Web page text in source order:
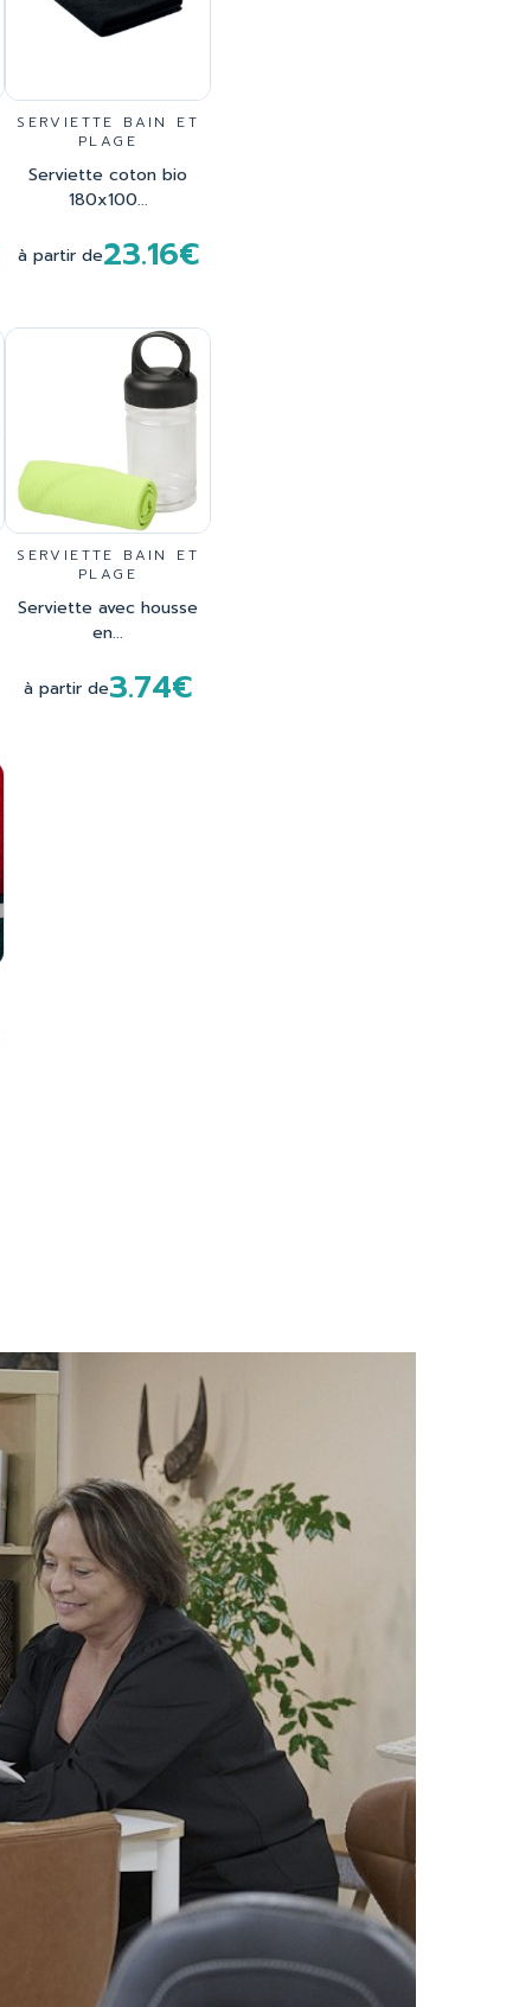
SERVIETTE BAIN ET
PLAGE
Serviette coton bio
180x100...
à partir de23.16€
SERVIETTE BAIN ET
PLAGE
Serviette avec housse
en...
à partir de3.74€